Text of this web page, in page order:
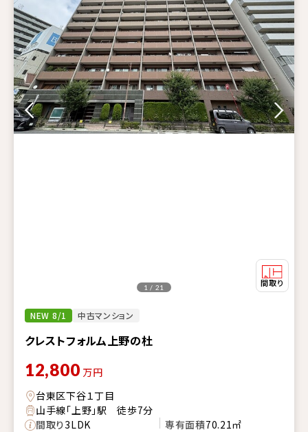
NEW 8/1 中古マンション
クレストフォルム上野の杜
1 / 21
12,800 万円
台東区下谷１丁目
山手線「上野」駅 徒歩7分
間取り3LDK 専有面積70.21㎡